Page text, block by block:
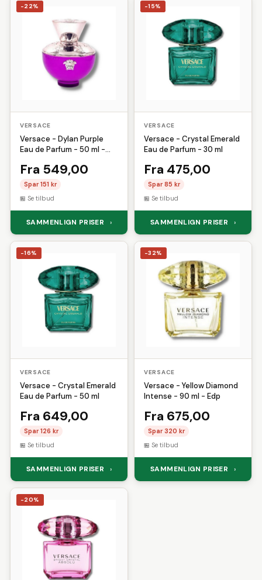
-22%
VERSACE
Versace - Dylan Purple
Eau de Parfum - 50 ml -
Fra 549,00
Spar 151 kr
Se tilbud
SAMMENLIGN PRISER ›
-15%
VERSACE
Versace - Crystal Emerald
Eau de Parfum - 30 ml
Fra 475,00
Spar 85 kr
Se tilbud
SAMMENLIGN PRISER ›
-16%
VERSACE
Versace - Crystal Emerald
Eau de Parfum - 50 ml
Fra 649,00
Spar 126 kr
Se tilbud
SAMMENLIGN PRISER ›
-32%
VERSACE
Versace - Yellow Diamond
Intense - 90 ml - Edp
Fra 675,00
Spar 320 kr
Se tilbud
SAMMENLIGN PRISER ›
-20%